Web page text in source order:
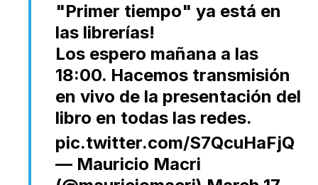
"Primer tiempo" ya está en
las librerías!
Los espero mañana a las
18:00. Hacemos transmisión
en vivo de la presentación del
libro en todas las redes.
pic.twitter.com/S7QcuHaFjQ
— Mauricio Macri